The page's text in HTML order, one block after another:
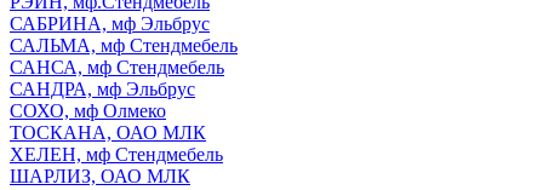
САБРИНА, мф Эльбрус
САЛЬМА, мф Стендмебель
САНСА, мф Стендмебель
САНДРА, мф Эльбрус
СОХО, мф Олмеко
ТОСКАНА, ОАО МЛК
ХЕЛЕН, мф Стендмебель
ШАРЛИЗ, ОАО МЛК